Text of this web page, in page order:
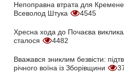
Непоправна втрата для
Всеволод Штука
4545
Хресна хода до Почаєва
сталося
4482
Вважався зниклим безвісти:
річного воїна із Зборівщини